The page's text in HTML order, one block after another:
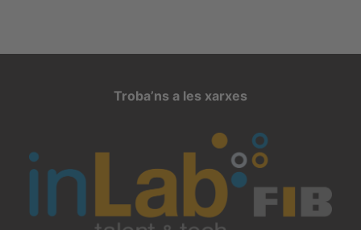
Troba’ns a les xarxes